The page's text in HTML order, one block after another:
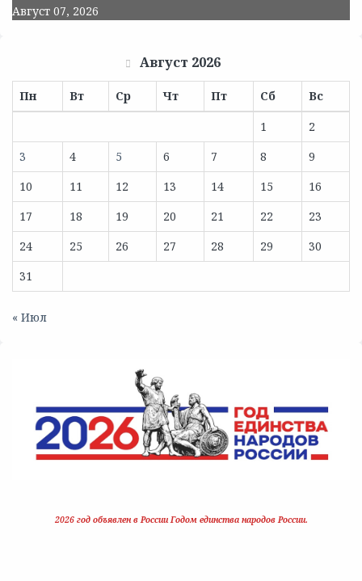
Август 07, 2026
Август 2026
Пн Вт Ср Чт Пт Сб
Вс
1
2
3
4 5 6 7 8
9
10
11 12 13 14 15
16
17
18 19 20 21 22
23
24
25 26 27 28 29
30
31
« Июл
2026 год объявлен в России Годом единства народов России.